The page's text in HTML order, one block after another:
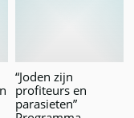
“Joden zijn
profiteurs en
parasieten”